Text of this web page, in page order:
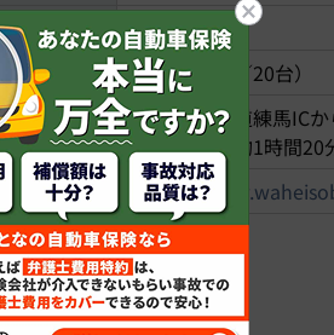
2,860円～
あり（無料／20台）
関越自動車道練馬IC
パス経由で約1時間20
https://
市街地を一望！